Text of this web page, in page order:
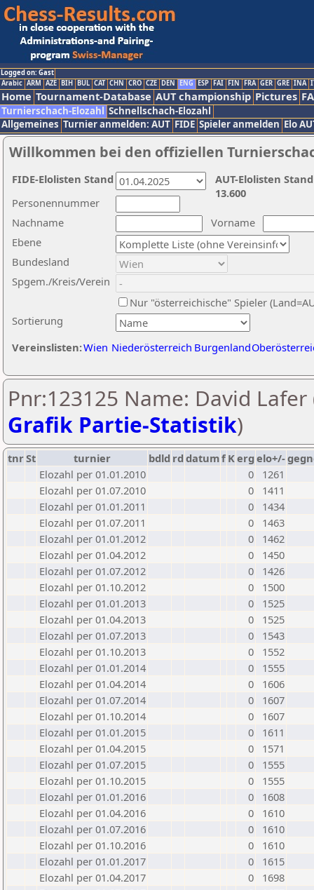
Logged on: Gast
Arabic ARM AZE BIH BUL CAT CHN CRO CZE DEN ENG ESP FAI FIN FRA GER GRE INA
Home Tournament-Database AUT championship Pictures
Turnierschach-Elozahl Schnellschach-Elozahl
Allgemeines Turnier anmelden: AUT FIDE Spieler anmelden Elo
Willkommen bei den offiziellen
Nachname
Vorname
Ebene
Sortierung
Personennummer
Bundesland
Spgem./Kreis/Verein
Nur "österreichische" Spieler
Vereinslisten:Wien Niederösterreich Burgenland
AUT-Elolisten
13.600
FIDE-Elolisten Stand
Pnr:123125 Name: David Lafer
Grafik Partie-Statistik)
tnrSt turnier bdld rd datumf Kerg elo+/-
Elozahl per 01.01.2010
0
1261
Elozahl per 01.07.2010
0
1411
Elozahl per 01.01.2011
0
1434
Elozahl per 01.07.2011
0
1463
Elozahl per 01.01.2012
0
1462
Elozahl per 01.04.2012
0
1450
Elozahl per 01.07.2012
0
1426
Elozahl per 01.10.2012
0
1500
Elozahl per 01.01.2013
0
1525
Elozahl per 01.04.2013
0
1525
Elozahl per 01.07.2013
0
1543
Elozahl per 01.10.2013
0
1552
Elozahl per 01.01.2014
0
1555
Elozahl per 01.04.2014
0
1606
Elozahl per 01.07.2014
0
1607
Elozahl per 01.10.2014
0
1607
Elozahl per 01.01.2015
0
1611
Elozahl per 01.04.2015
0
1571
Elozahl per 01.07.2015
0
1555
Elozahl per 01.10.2015
0
1555
Elozahl per 01.01.2016
0
1608
Elozahl per 01.04.2016
0
1610
Elozahl per 01.07.2016
0
1610
Elozahl per 01.10.2016
0
1610
Elozahl per 01.01.2017
0
1615
Elozahl per 01.04.2017
0
1698